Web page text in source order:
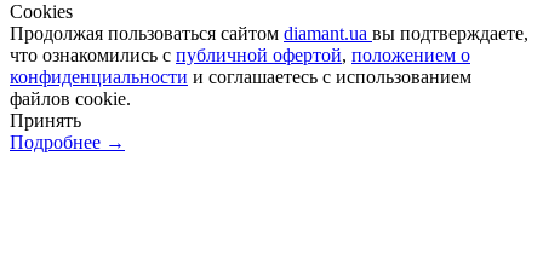
Сookies
Продолжая пользоваться сайтом diamant.ua вы подтверждаете,
что ознакомились с публичной офертой, положением о
конфиденциальности и соглашаетесь с использованием
файлов cookie.
Принять
Подробнее →